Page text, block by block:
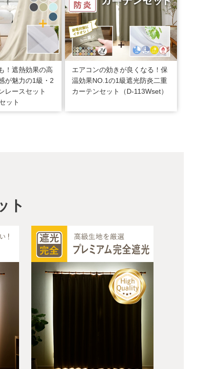
！遮熱効果の高
が魅力の1級・2
レースセット
ット
エアコンの効きが良くなる！保
温効果NO.1の1級遮光防炎二重
カーテンセット（D-113Wset）
ト